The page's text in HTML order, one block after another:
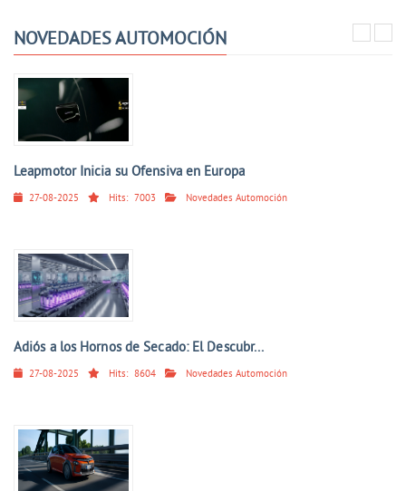
NOVEDADES AUTOMOCIÓN
Leapmotor Inicia su Ofensiva en Europa
27-08-2025 Hits: 7003 Novedades Automoción
Adiós a los Hornos de Secado: El Descubr...
27-08-2025 Hits: 8604 Novedades Automoción